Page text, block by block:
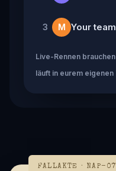
3 M Your team
Live-Rennen
läuft in eurem eigenen
FALLAKTE · NAP-